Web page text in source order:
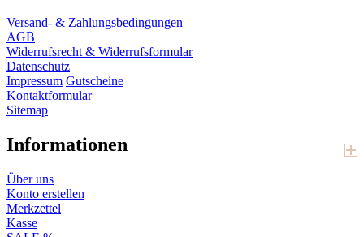
Versand- & Zahlungsbedingungen
AGB
Widerrufsrecht & Widerrufsformular
Datenschutz
Impressum Gutscheine
Kontaktformular
Sitemap
Informationen
Über uns
Konto erstellen
Merkzettel
Kasse